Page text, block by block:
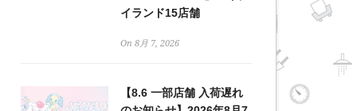
イランド15店舗
On 8月 7, 2026
【8.6 一部店舗 入荷遅れ